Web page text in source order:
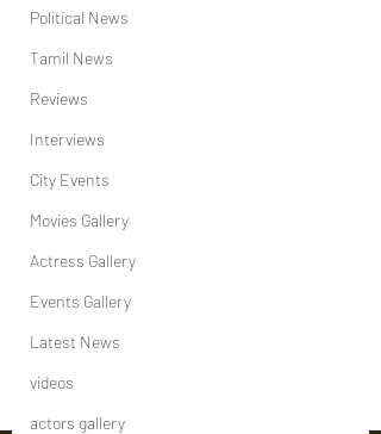
Political News
Tamil News
Reviews
Interviews
City Events
Movies Gallery
Actress Gallery
Events Gallery
Latest News
videos
actors gallery